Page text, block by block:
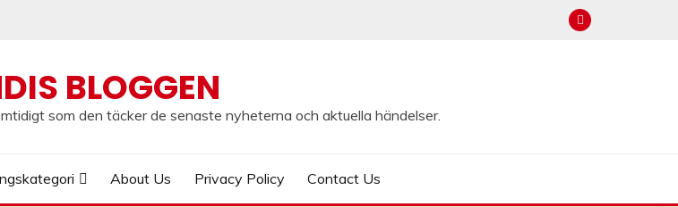
BLOGGEN
som den täcker de senaste nyheterna och aktuella händelser.
About Us Privacy Policy Contact Us